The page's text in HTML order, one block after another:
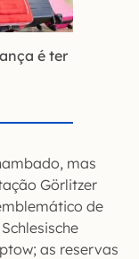
é ter
mas
Görlitzer
de
as reservas